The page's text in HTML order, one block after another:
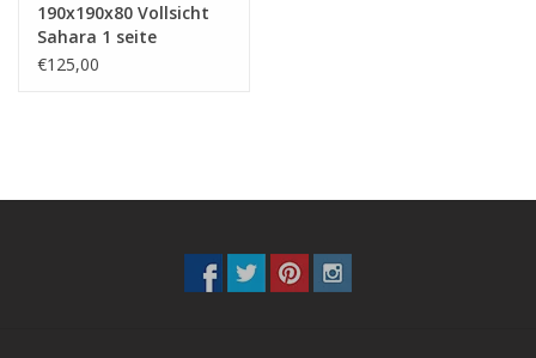
190x190x80 Vollsicht
Sahara 1 seite
€125,00